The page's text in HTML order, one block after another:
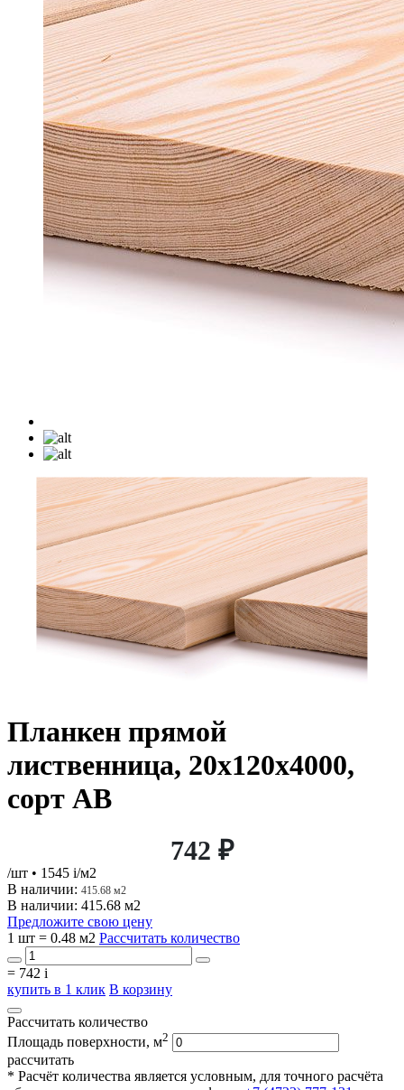
Планкен прямой
лиственница, 20х120х4000,
сорт АВ
742 ₽
/шт • 1545 i/м2
В наличии: 415.68 м2
В наличии: 415.68 м2
Предложите свою цену
1 шт = 0.48 м2 Рассчитать количество
= 742 i
купить в 1 клик В корзину
Рассчитать количество
Площадь поверхности, м2
рассчитать
* Расчёт количества является условным, для точного расчёта